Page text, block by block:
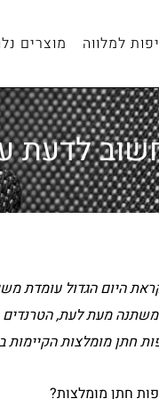
למלווה מוצרים
לדעת
היום הגדול עומדת
מעת לעת, הטרנדים
חתן מומלצות הקיימות
חתן מומלצות?